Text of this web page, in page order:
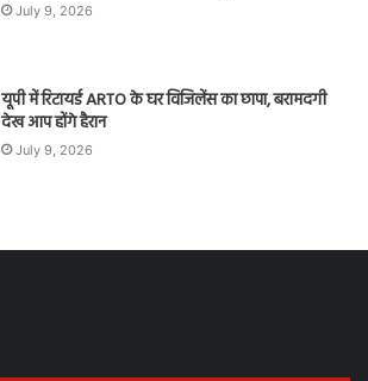
July 9, 2026
यूपी में रिटायर्ड ARTO के घर विजिलेंस का छापा, बरामदगी
देख आप होंगे हैरान
July 9, 2026